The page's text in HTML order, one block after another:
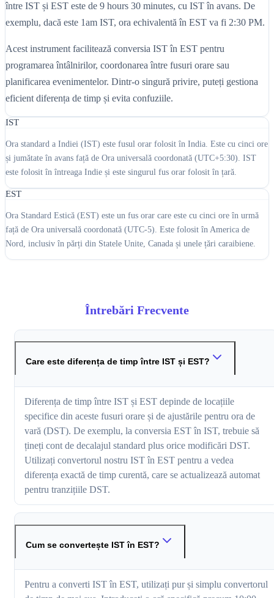
între IST și EST este de 9 hours 30 minutes, cu IST în avans. De
exemplu, dacă este 1am IST, ora echivalentă în EST va fi 2:30 PM.
Acest instrument facilitează conversia IST în EST pentru
programarea întâlnirilor, coordonarea între fusuri orare sau
planificarea evenimentelor. Dintr-o singură privire, puteți gestiona
eficient diferența de timp și evita confuziile.
IST
Ora standard a Indiei (IST) este fusul orar folosit în India. Este cu cinci ore
și jumătate în avans față de Ora universală coordonată (UTC+5:30). IST
este folosit în întreaga Indie și este singurul fus orar folosit în țară.
EST
Ora Standard Estică (EST) este un fus orar care este cu cinci ore în urmă
față de Ora universală coordonată (UTC-5). Este folosit în America de
Nord, inclusiv în părți din Statele Unite, Canada și unele țări caraibiene.
Întrebări Frecvente
Care este diferența de timp între IST și EST?
Diferența de timp între IST și EST depinde de locațiile
specifice din aceste fusuri orare și de ajustările pentru ora de
vară (DST). De exemplu, la conversia EST în IST, trebuie să
țineți cont de decalajul standard plus orice modificări DST.
Utilizați convertorul nostru IST în EST pentru a vedea
diferența exactă de timp curentă, care se actualizează automat
pentru tranzițiile DST.
Cum se convertește IST în EST?
Pentru a converti IST în EST, utilizați pur și simplu convertorul